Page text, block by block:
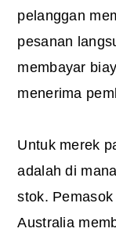
pelanggan
pesanan
membayar
menerima
Untuk merek
adalah di
stok.
Australia